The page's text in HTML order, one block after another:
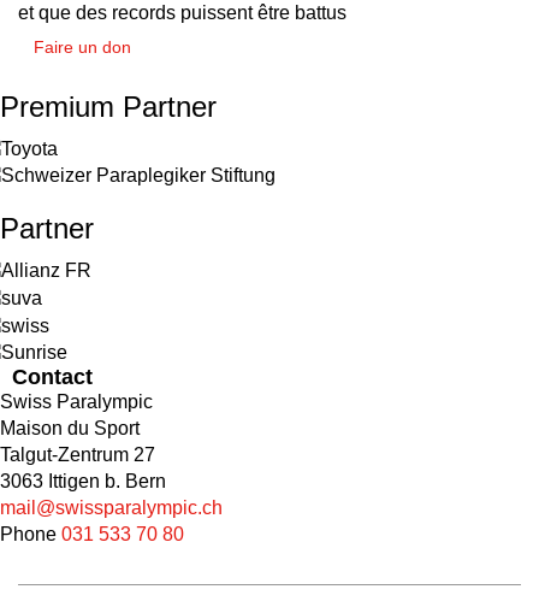
et que des records puissent être battus
Faire un don
Premium Partner
Partner
Contact
Swiss Paralympic
Maison du Sport
Talgut-Zentrum 27
3063 Ittigen b. Bern
mail@swissparalympic.ch
Phone 031 533 70 80